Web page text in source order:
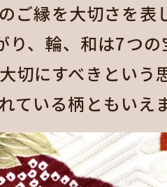
ご縁を大切さを表
り、輪、和は7つ
切にすべきという
ている柄ともいえ